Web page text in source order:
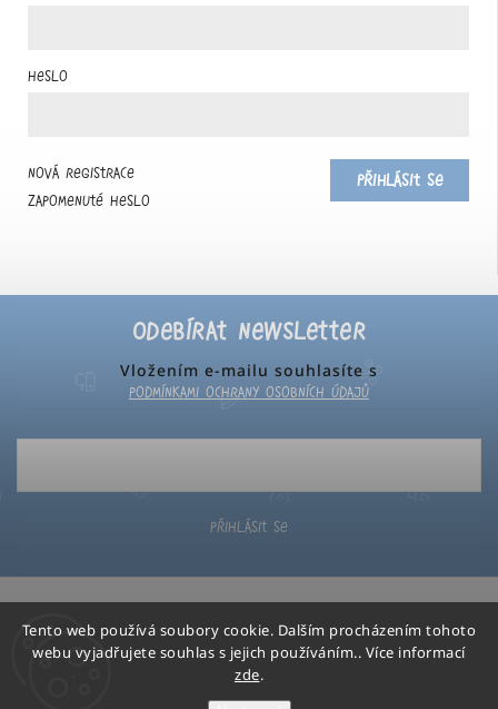
Tento web používá soubory cookie. Dalším procházením tohoto
webu vyjadřujete souhlas s jejich používáním.. Více informací
zde.
Odebírat newsletter
Vložením e-mailu souhlasíte s
podmínkami ochrany osobních údajů
Přihlásit se
Heslo
Přihlásit se
Nová registrace
Zapomenuté heslo
Poketo